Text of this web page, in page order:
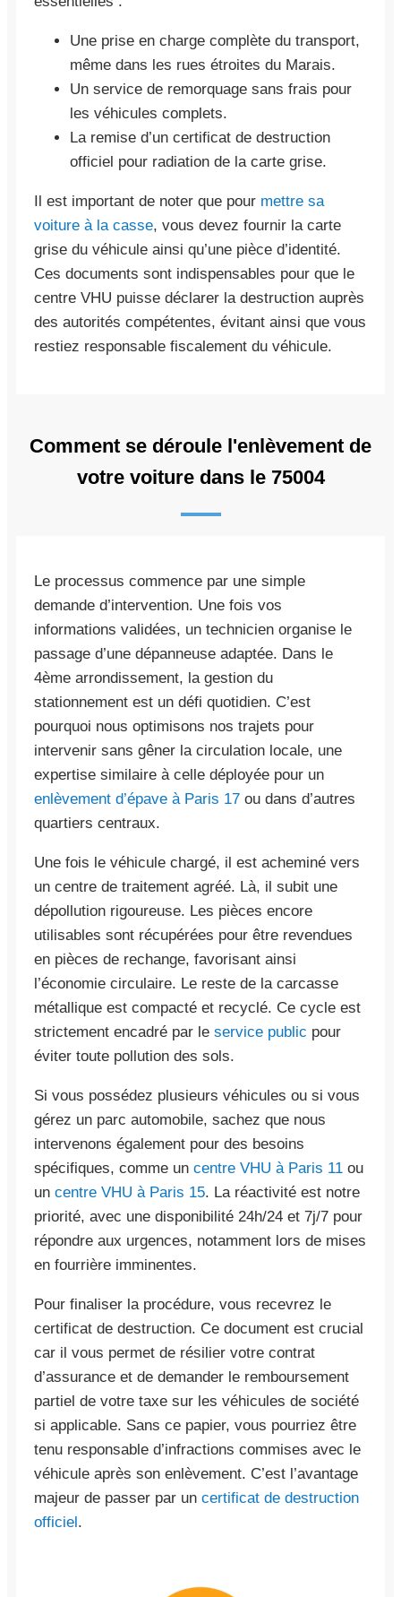
Une prise en charge complète du transport,
même dans les rues étroites du Marais.
Un service de remorquage sans frais pour
les véhicules complets.
La remise d’un certificat de destruction
officiel pour radiation de la carte grise.
Il est important de noter que pour mettre sa
voiture à la casse, vous devez fournir la carte
grise du véhicule ainsi qu’une pièce d’identité.
Ces documents sont indispensables pour que le
centre VHU puisse déclarer la destruction auprès
des autorités compétentes, évitant ainsi que vous
restiez responsable fiscalement du véhicule.
Comment se déroule l'enlèvement de
votre voiture dans le 75004
Le processus commence par une simple
demande d’intervention. Une fois vos
informations validées, un technicien organise le
passage d’une dépanneuse adaptée. Dans le
4ème arrondissement, la gestion du
stationnement est un défi quotidien. C’est
pourquoi nous optimisons nos trajets pour
intervenir sans gêner la circulation locale, une
expertise similaire à celle déployée pour un
enlèvement d’épave à Paris 17 ou dans d’autres
quartiers centraux.
Une fois le véhicule chargé, il est acheminé vers
un centre de traitement agréé. Là, il subit une
dépollution rigoureuse. Les pièces encore
utilisables sont récupérées pour être revendues
en pièces de rechange, favorisant ainsi
l’économie circulaire. Le reste de la carcasse
métallique est compacté et recyclé. Ce cycle est
strictement encadré par le service public pour
éviter toute pollution des sols.
Si vous possédez plusieurs véhicules ou si vous
gérez un parc automobile, sachez que nous
intervenons également pour des besoins
spécifiques, comme un centre VHU à Paris 11 ou
un centre VHU à Paris 15. La réactivité est notre
priorité, avec une disponibilité 24h/24 et 7j/7 pour
répondre aux urgences, notamment lors de mises
en fourrière imminentes.
Pour finaliser la procédure, vous recevrez le
certificat de destruction. Ce document est crucial
car il vous permet de résilier votre contrat
d’assurance et de demander le remboursement
partiel de votre taxe sur les véhicules de société
si applicable. Sans ce papier, vous pourriez être
tenu responsable d’infractions commises avec le
véhicule après son enlèvement. C’est l’avantage
majeur de passer par un certificat de destruction
officiel.